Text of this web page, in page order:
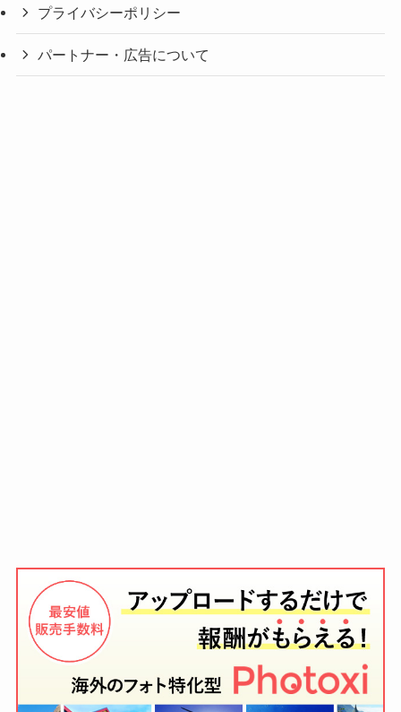
プライバシーポリシー
パートナー・広告について